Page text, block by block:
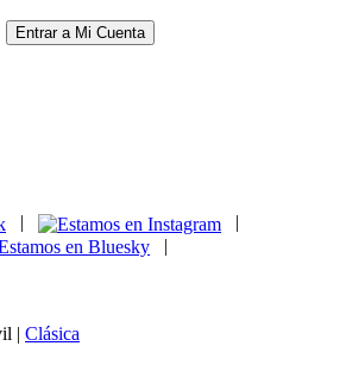
Entrar a Mi Cuenta
|
| Clásica